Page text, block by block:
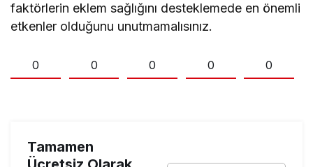
faktörlerin eklem sağlığını desteklemede en önemli
etkenler olduğunu unutmamalısınız.
0 0 0 0 0
Tamamen